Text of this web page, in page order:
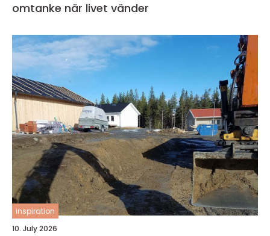
omtanke när livet vänder
inspiration
10. July 2026